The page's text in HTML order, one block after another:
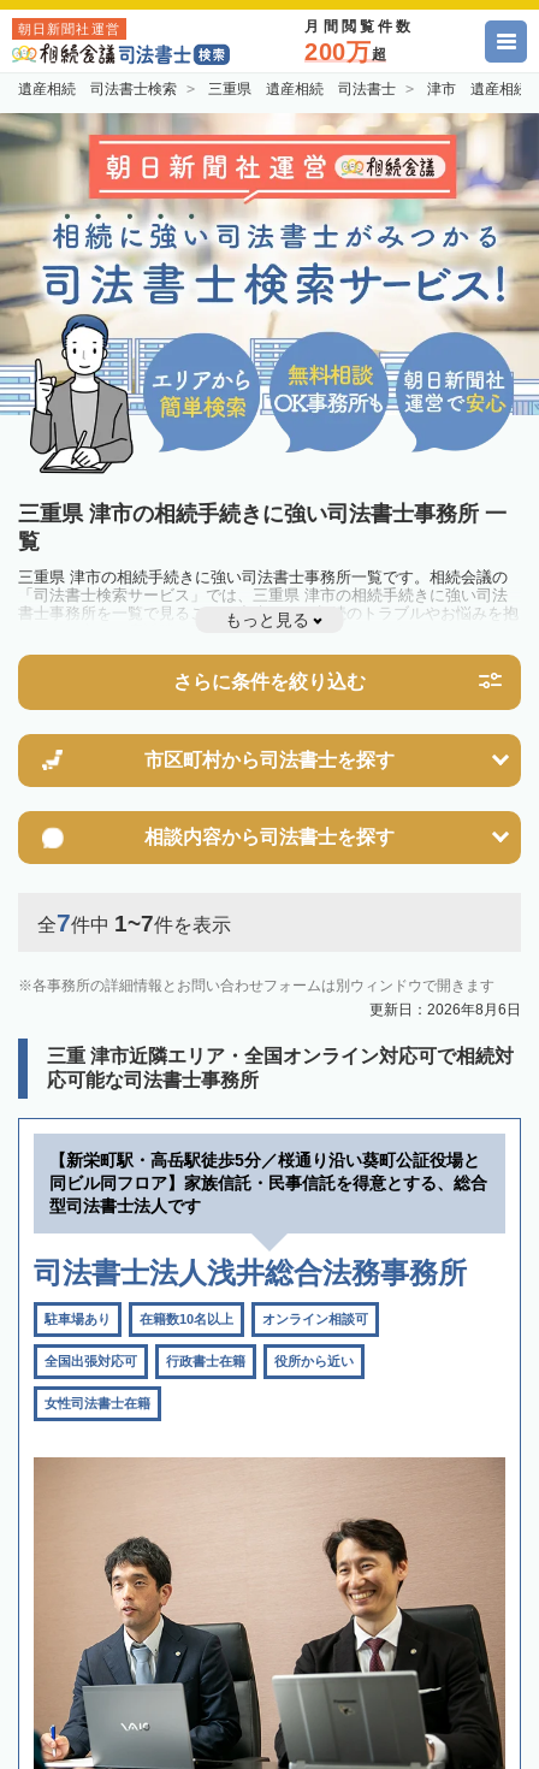
朝日新聞社運営 月間閲覧件数
200万超
遺産相続 司法書士検索 三重県 遺産相続 司法書士 津市 遺産相続
三重県 津市の相続手続きに強い司法書士事務所 一
覧
三重県 津市の相続手続きに強い司法書士事務所一覧です。相続会議の
「司法書士検索サービス」では、三重県 津市の相続手続きに強い司法
書士事務所を一覧で見ることが出来ます。相続のトラブルやお悩みを抱
えている方は一度近隣の司法書士に相談してみましょう。
もっと見る
さらに条件を絞り込む
市区町村から司法書士を探す
相談内容から司法書士を探す
全7件中 1~7件を表示
各事務所の詳細情報とお問い合わせフォームは別ウィンドウで開きます
更新日：2026年8月6日
三重 津市近隣エリア・全国オンライン対応可で相続対
応可能な司法書士事務所
【新栄町駅・高岳駅徒歩5分／桜通り沿い葵町公証役場と
同ビル同フロア】家族信託・民事信託を得意とする、総合
型司法書士法人です
司法書士法人浅井総合法務事務所
駐車場あり 在籍数10名以上 オンライン相談可
全国出張対応可 行政書士在籍 役所から近い
女性司法書士在籍